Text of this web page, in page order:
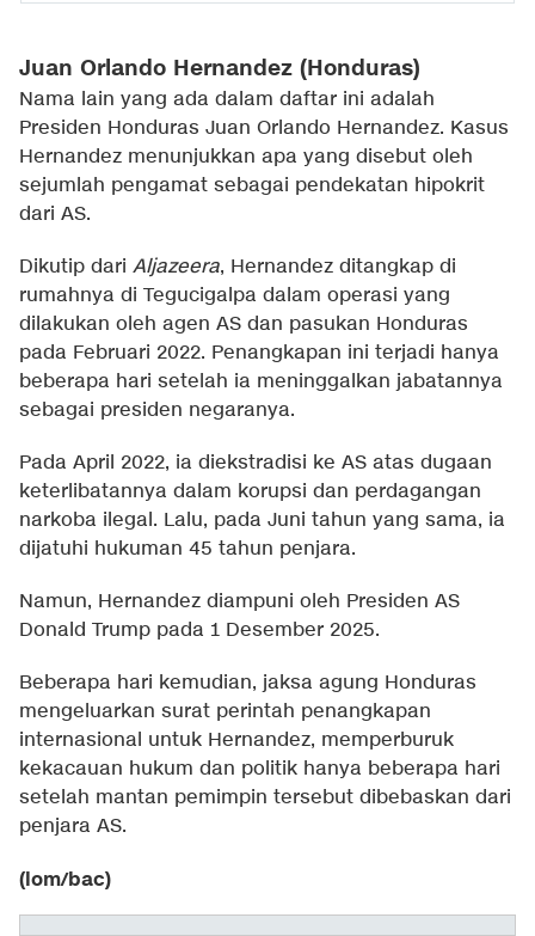
Juan Orlando Hernandez (Honduras)
Nama lain yang ada dalam daftar ini adalah
Presiden Honduras Juan Orlando Hernandez. Kasus
Hernandez menunjukkan apa yang disebut oleh
sejumlah pengamat sebagai pendekatan hipokrit
dari AS.
Dikutip dari Aljazeera, Hernandez ditangkap di
rumahnya di Tegucigalpa dalam operasi yang
dilakukan oleh agen AS dan pasukan Honduras
pada Februari 2022. Penangkapan ini terjadi hanya
beberapa hari setelah ia meninggalkan jabatannya
sebagai presiden negaranya.
Pada April 2022, ia diekstradisi ke AS atas dugaan
keterlibatannya dalam korupsi dan perdagangan
narkoba ilegal. Lalu, pada Juni tahun yang sama, ia
dijatuhi hukuman 45 tahun penjara.
Namun, Hernandez diampuni oleh Presiden AS
Donald Trump pada 1 Desember 2025.
Beberapa hari kemudian, jaksa agung Honduras
mengeluarkan surat perintah penangkapan
internasional untuk Hernandez, memperburuk
kekacauan hukum dan politik hanya beberapa hari
setelah mantan pemimpin tersebut dibebaskan dari
penjara AS.
(lom/bac)